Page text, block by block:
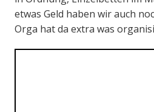
etwas Geld haben wir auch
Orga hat da extra was